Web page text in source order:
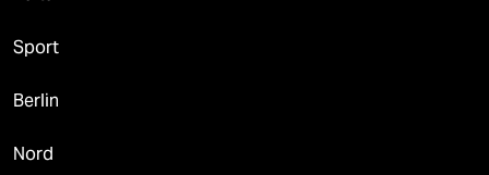
Sport
Berlin
Nord